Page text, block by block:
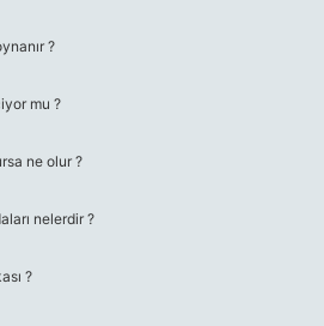
?
mu ?
ne olur ?
nelerdir ?
?